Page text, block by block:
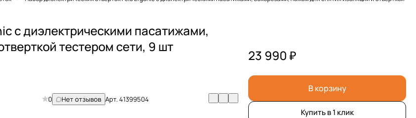
с диэлектрическими пасатижами,
тестером сети, 9 шт
0 Нет отзывов Арт.41399504
23 990 ₽
В корзину
Купить в 1 клик